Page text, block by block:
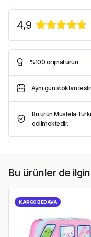
4,9
%100 orijinal ürün
Aynı gün stoktan
Bu ürün Mustela
edilmektedir.
Bu ürünler de
KARGO BEDAVA